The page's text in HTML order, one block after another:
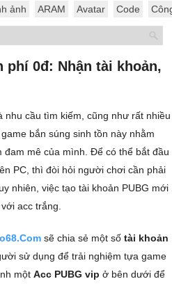
ảnh ARAM Avatar Code
phí 0đ: Nhận tài khoản,
nhu cầu tìm kiếm, cũng như rất nhiều
bắn súng sinh tồn này nhằm
đam mê của mình. Để có thể bắt đầu
PC, thì đòi hỏi người chơi cần phải
nhiên, việc tạo tài khoản PUBG mới
acc trắng.
sẽ chia sẻ một số tài khoản
sử dụng để trải nghiệm tựa game
một Acc PUBG vip ở bên dưới để